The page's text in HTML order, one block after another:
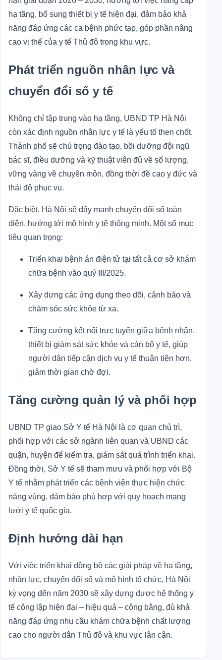
hạ tầng, bổ sung thiết bị y tế hiện đại, đảm bảo khả
năng đáp ứng các ca bệnh phức tạp, góp phần nâng
cao vị thế của y tế Thủ đô trong khu vực.
Phát triển nguồn nhân lực và
chuyển đổi số y tế
Không chỉ tập trung vào hạ tầng, UBND TP Hà Nội
còn xác định nguồn nhân lực y tế là yếu tố then chốt.
Thành phố sẽ chú trọng đào tạo, bồi dưỡng đội ngũ
bác sĩ, điều dưỡng và kỹ thuật viên đủ về số lượng,
vững vàng về chuyên môn, đồng thời đề cao y đức và
thái độ phục vụ.
Đặc biệt, Hà Nội sẽ đẩy mạnh chuyển đổi số toàn
diện, hướng tới mô hình y tế thông minh. Một số mục
tiêu quan trọng:
Triển khai bệnh án điện tử tại tất cả cơ sở khám
chữa bệnh vào quý III/2025.
Xây dựng các ứng dụng theo dõi, cảnh báo và
chăm sóc sức khỏe từ xa.
Tăng cường kết nối trực tuyến giữa bệnh nhân,
thiết bị giám sát sức khỏe và cán bộ y tế, giúp
người dân tiếp cận dịch vụ y tế thuận tiện hơn,
giảm thời gian chờ đợi.
Tăng cường quản lý và phối hợp
UBND TP giao Sở Y tế Hà Nội là cơ quan chủ trì,
phối hợp với các sở ngành liên quan và UBND các
quận, huyện để kiểm tra, giám sát quá trình triển khai.
Đồng thời, Sở Y tế sẽ tham mưu và phối hợp với Bộ
Y tế nhằm phát triển các bệnh viện thực hiện chức
năng vùng, đảm bảo phù hợp với quy hoạch mạng
lưới y tế quốc gia.
Định hướng dài hạn
Với việc triển khai đồng bộ các giải pháp về hạ tầng,
nhân lực, chuyển đổi số và mô hình tổ chức, Hà Nội
kỳ vọng đến năm 2030 sẽ xây dựng được hệ thống y
tế công lập hiện đại – hiệu quả – công bằng, đủ khả
năng đáp ứng nhu cầu khám chữa bệnh chất lượng
cao cho người dân Thủ đô và khu vực lân cận.